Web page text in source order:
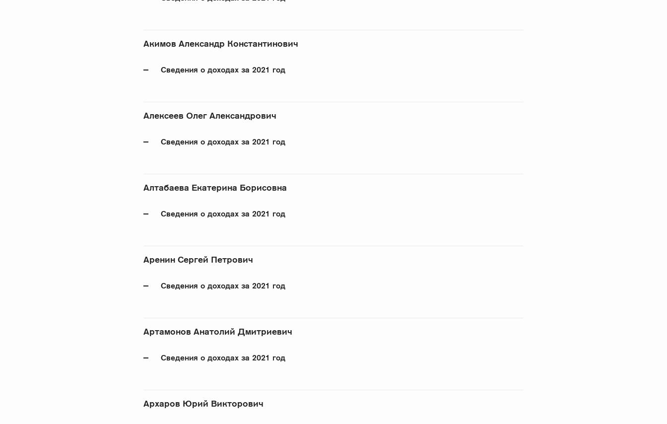
Акимов Александр Константинович
Сведения о доходах за 2021 год
Алексеев Олег Александрович
Сведения о доходах за 2021 год
Алтабаева Екатерина Борисовна
Сведения о доходах за 2021 год
Аренин Сергей Петрович
Сведения о доходах за 2021 год
Артамонов Анатолий Дмитриевич
Сведения о доходах за 2021 год
Архаров Юрий Викторович